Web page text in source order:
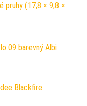
pruhy (17,8 × 9,8 ×
Kč.
09 barevný Albi
Kč.
Blackfire
Kč.